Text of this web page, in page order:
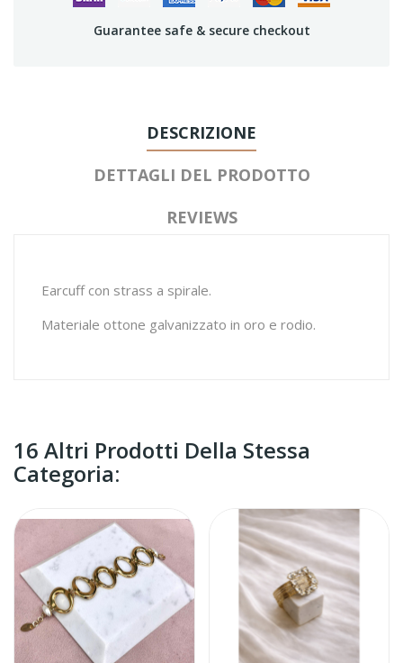
Guarantee safe & secure checkout
DESCRIZIONE
DETTAGLI DEL PRODOTTO
REVIEWS
Earcuff con strass a spirale.
Materiale ottone galvanizzato in oro e rodio.
16 Altri Prodotti Della Stessa
Categoria: